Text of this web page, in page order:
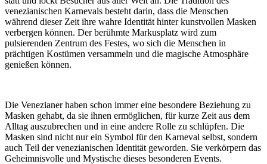
venezianischen Karnevals besteht darin, dass die Menschen
während dieser Zeit ihre wahre Identität hinter kunstvollen Masken
verbergen können. Der berühmte Markusplatz wird zum
pulsierenden Zentrum des Festes, wo sich die Menschen in
prächtigen Kostümen versammeln und die magische Atmosphäre
genießen können.
Die Venezianer haben schon immer eine besondere Beziehung zu
Masken gehabt, da sie ihnen ermöglichen, für kurze Zeit aus dem
Alltag auszubrechen und in eine andere Rolle zu schlüpfen. Die
Masken sind nicht nur ein Symbol für den Karneval selbst, sondern
auch Teil der venezianischen Identität geworden. Sie verkörpern das
Geheimnisvolle und Mystische dieses besonderen Events.